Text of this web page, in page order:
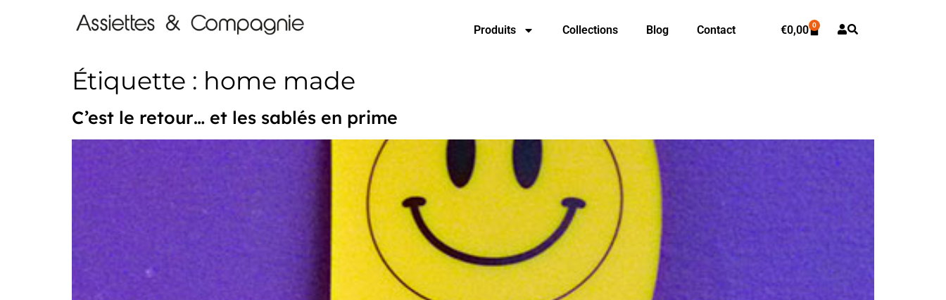
Produits Collections Blog Contact €0,00 0
Étiquette : home made
C’est le retour… et les sablés en prime